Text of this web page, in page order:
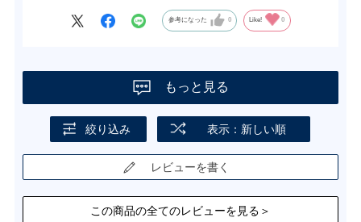
参考になった 0 Like! 0
もっと見る
絞り込み 表示：新しい順
レビューを書く
この商品の全てのレビューを見る＞